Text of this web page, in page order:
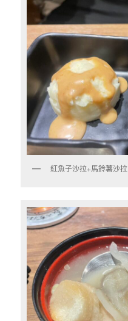
紅魚子沙拉+馬鈴薯沙拉